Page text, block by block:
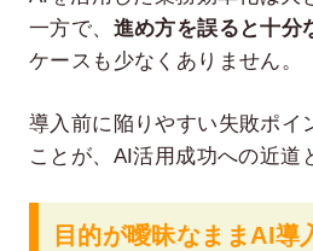
一方で、 進め方を誤ると十分
ケースも少なくありません。
導入前に陥りやすい失敗ポイ
ことが、AI活用成功への近道
目的が曖昧なままAI導